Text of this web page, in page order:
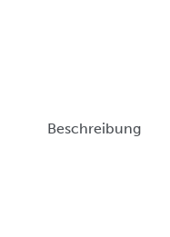
Beschreibung